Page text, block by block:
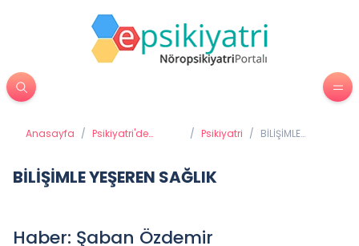
Anasayfa / Psikiyatri'de
/ Psikiyatri / BİLİŞİMLE
BİLİŞİMLE YEŞEREN SAĞLIK
Haber: Şaban Özdemir